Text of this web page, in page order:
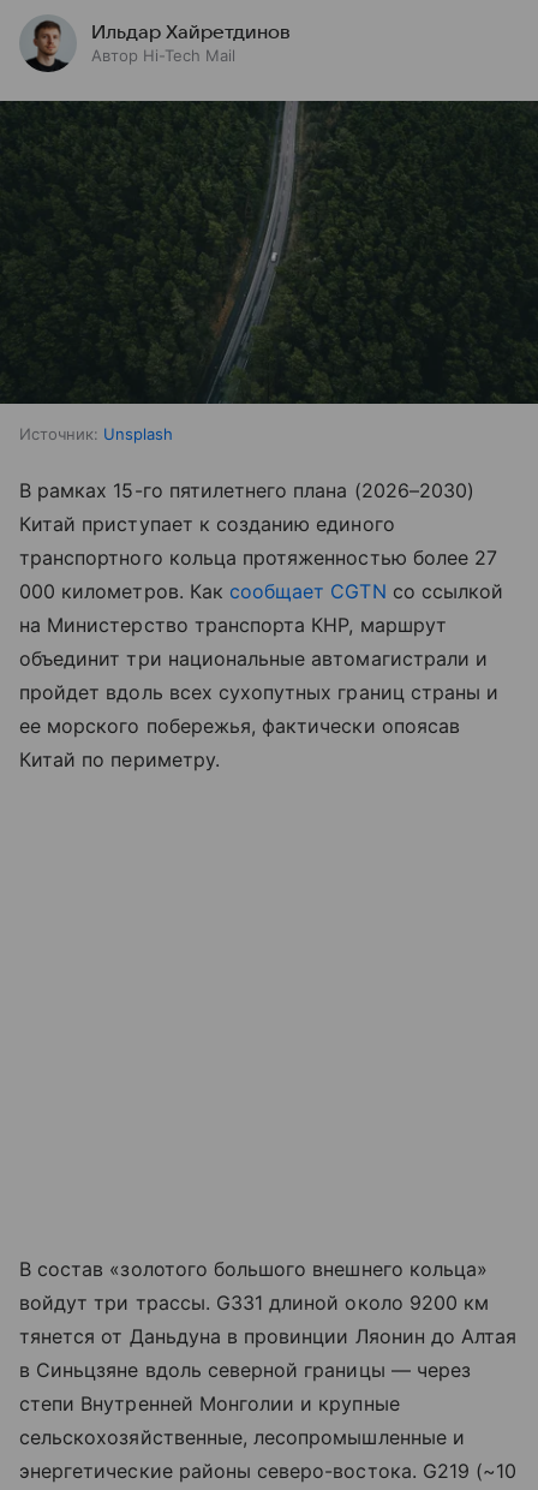
Ильдар Хайретдинов
Автор Hi-Tech Mail
Источник: Unsplash
В рамках 15-го пятилетнего плана (2026–2030)
Китай приступает к созданию единого
транспортного кольца протяженностью более 27
000 километров. Как сообщает CGTN со ссылкой
на Министерство транспорта КНР, маршрут
объединит три национальные автомагистрали и
пройдет вдоль всех сухопутных границ страны и
ее морского побережья, фактически опоясав
Китай по периметру.
В состав «золотого большого внешнего кольца»
войдут три трассы. G331 длиной около 9200 км
тянется от Даньдуна в провинции Ляонин до Алтая
в Синьцзяне вдоль северной границы — через
степи Внутренней Монголии и крупные
сельскохозяйственные, лесопромышленные и
энергетические районы северо-востока. G219 (~10